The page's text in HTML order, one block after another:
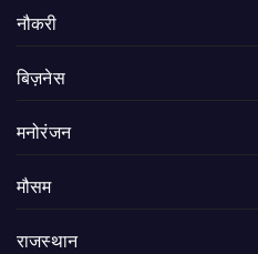
नौकरी
बिज़नेस
मनोरंजन
मौसम
राजस्थान